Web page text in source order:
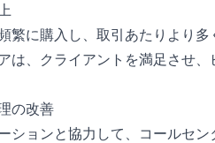
繁に購入し、取引あたりより
は、クライアントを満足させ
の改善
ションと協力して、コールセ